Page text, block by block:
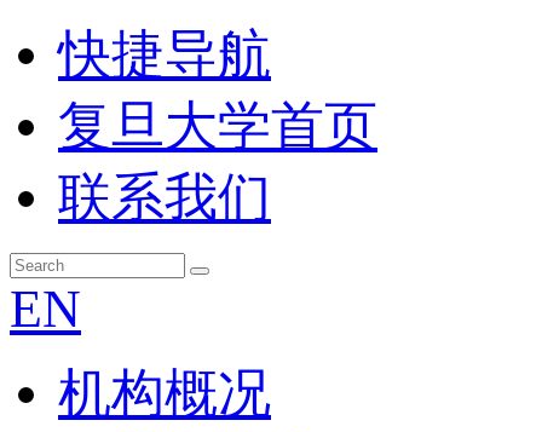
快捷导航
复旦大学首页
联系我们
EN
机构概况